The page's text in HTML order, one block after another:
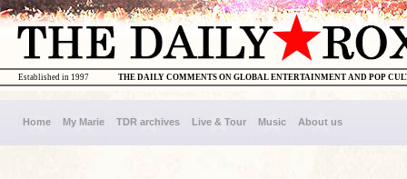
THE DAILY COMMENTS ON GLOBAL ENTERTAINMENT AND POP
Established in 1997
Home My Marie TDR archives Live & Tour Music About us